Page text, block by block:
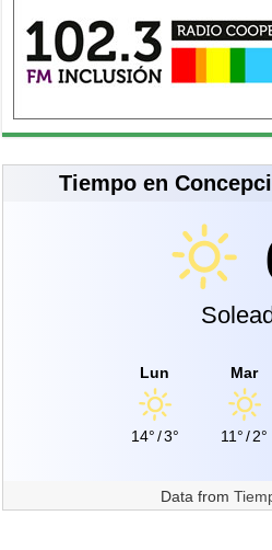
Tiempo en
Lun
14°/3°
Mar
11° /2°
Data from